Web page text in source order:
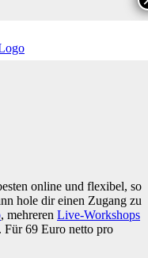
online und flexibel, so
hole dir einen Zugang zu
, mehreren Live-Workshops
. Für 69 Euro netto pro